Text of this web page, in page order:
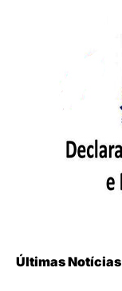
Últimas Notícias